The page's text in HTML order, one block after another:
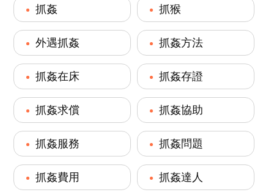
抓姦 抓猴
外遇抓姦 抓姦方法
抓姦在床 抓姦存證
抓姦求償 抓姦協助
抓姦服務 抓姦問題
抓姦費用 抓姦達人